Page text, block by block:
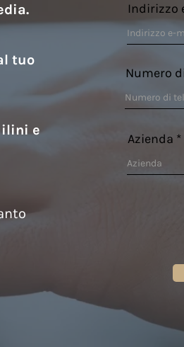
tuo
e
Indirizzo
Azienda
Numero